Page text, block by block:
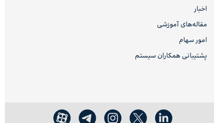
اخبار
مقاله‌های آموزشی
امور سهام
پشتیبانی همکاران سیستم